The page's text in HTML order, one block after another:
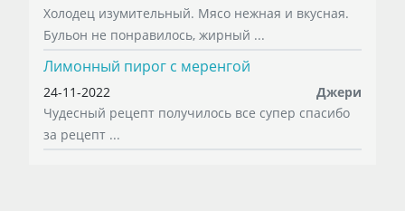
Холодец изумительный. Мясо нежная и вкусная.
Бульон не понравилось, жирный ...
Лимонный пирог с меренгой
24-11-2022
Джери
Чудесный рецепт получилось все супер спасибо
за рецепт ...